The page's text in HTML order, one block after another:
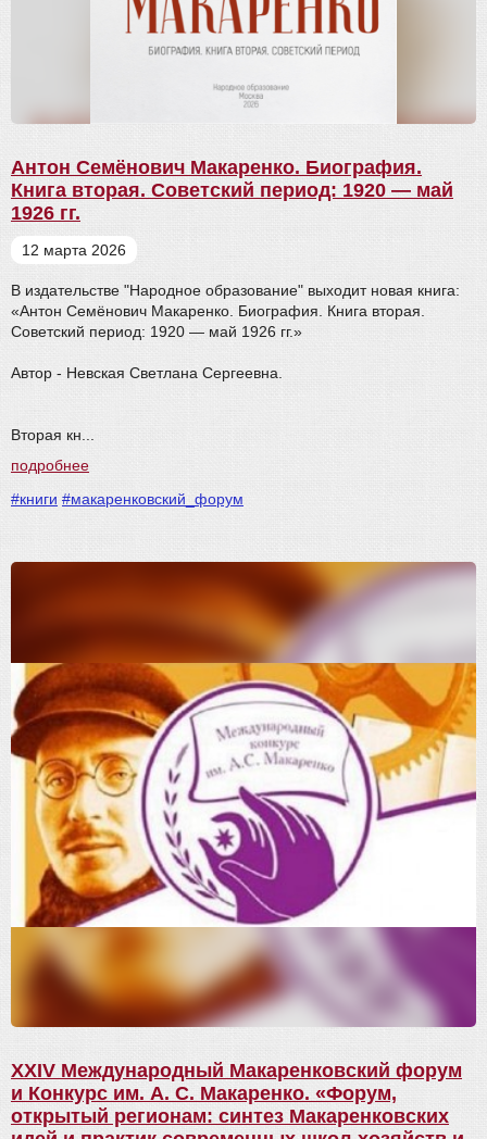
Антон Семёнович Макаренко. Биография.
Книга вторая. Советский период: 1920 — май
1926 гг.
12 марта 2026
В издательстве "Народное образование" выходит новая книга:
«Антон Семёнович Макаренко. Биография. Книга вторая.
Советский период: 1920 — май 1926 гг.»
Автор - Невская Светлана Сергеевна.
Вторая кн...
подробнее
#книги #макаренковский_форум
XXIV Международный Макаренковский форум
и Конкурс им. А. С. Макаренко. «Форум,
открытый регионам: синтез Макаренковских